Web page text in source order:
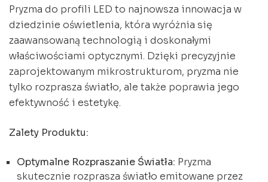
Pryzma do profili LED to najnowsza innowacja w
dziedzinie oświetlenia, która wyróżnia się
zaawansowaną technologią i doskonałymi
właściwościami optycznymi. Dzięki precyzyjnie
zaprojektowanym mikrostrukturom, pryzma nie
tylko rozprasza światło, ale także poprawia jego
efektywność i estetykę.
Zalety Produktu:
Optymalne Rozpraszanie Światła: Pryzma
skutecznie rozprasza światło emitowane przez